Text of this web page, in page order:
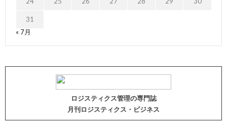
31
« 7月
ロジスティクス管理の専門誌
月刊ロジスティクス・ビジネス